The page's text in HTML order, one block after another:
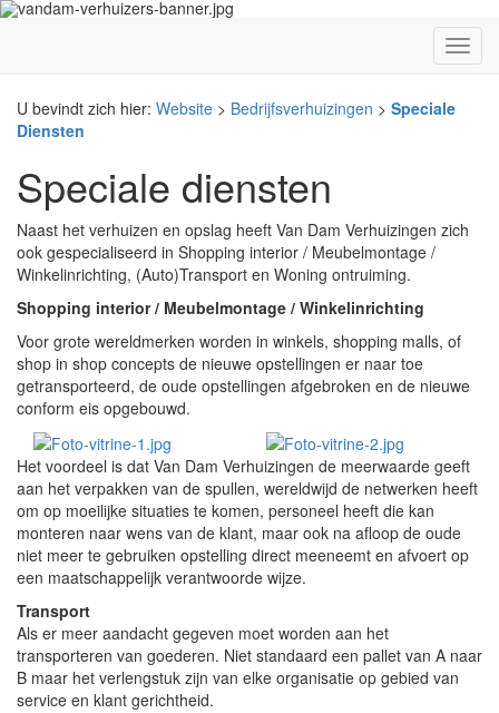
U bevindt zich hier: Website > Bedrijfsverhuizingen > Speciale
Diensten
Speciale diensten
Naast het verhuizen en opslag heeft Van Dam Verhuizingen zich
ook gespecialiseerd in Shopping interior / Meubelmontage /
Winkelinrichting, (Auto)Transport en Woning ontruiming.
Shopping interior / Meubelmontage / Winkelinrichting
Voor grote wereldmerken worden in winkels, shopping malls, of
shop in shop concepts de nieuwe opstellingen er naar toe
getransporteerd, de oude opstellingen afgebroken en de nieuwe
conform eis opgebouwd.
Het voordeel is dat Van Dam Verhuizingen de meerwaarde geeft
aan het verpakken van de spullen, wereldwijd de netwerken heeft
om op moeilijke situaties te komen, personeel heeft die kan
monteren naar wens van de klant, maar ook na afloop de oude
niet meer te gebruiken opstelling direct meeneemt en afvoert op
een maatschappelijk verantwoorde wijze.
Transport
Als er meer aandacht gegeven moet worden aan het
transporteren van goederen. Niet standaard een pallet van A naar
B maar het verlengstuk zijn van elke organisatie op gebied van
service en klant gerichtheid.